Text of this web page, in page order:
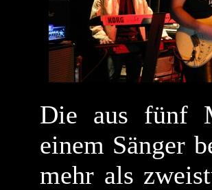
Die aus fünf
einem Sänger
mehr als